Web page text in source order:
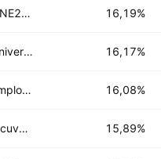
ONE2TRIBE S.A. 16,19%
Universe S.A. 16,17%
Emplocity SA 16,08%
Incuvo S.A. 15,89%